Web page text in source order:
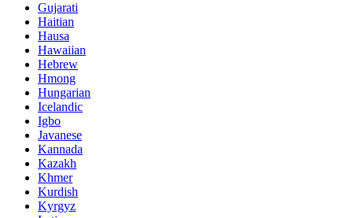
Gujarati
Haitian
Hausa
Hawaiian
Hebrew
Hmong
Hungarian
Icelandic
Igbo
Javanese
Kannada
Kazakh
Khmer
Kurdish
Kyrgyz